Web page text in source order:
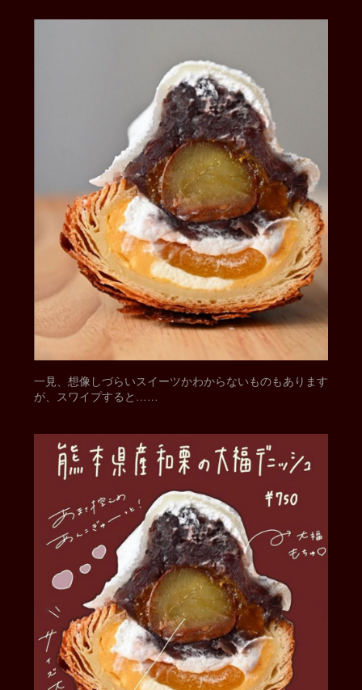
一見、想像しづらいスイーツかわからないものもあります
が、スワイプすると……